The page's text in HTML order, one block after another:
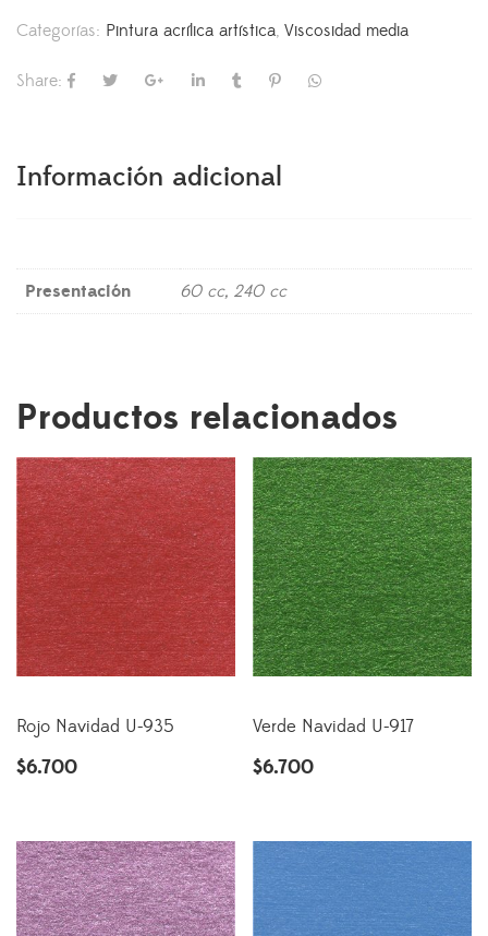
Categorías: Pintura acrílica artística, Viscosidad media
Share:
Información adicional
Presentación 60 cc, 240 cc
Productos relacionados
Rojo Navidad U-935
$6.700
Verde Navidad U-917
$6.700